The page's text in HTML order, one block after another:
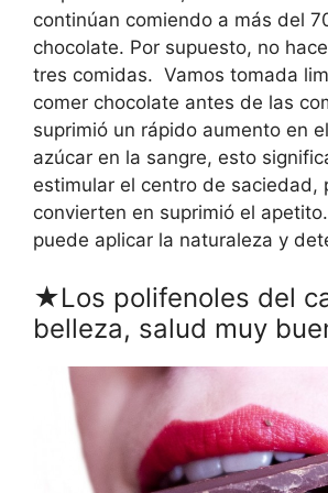
continúan comiendo a más del
chocolate. Por supuesto, no
tres comidas. Vamos tomada
comer chocolate antes de las
suprimió un rápido aumento en
azúcar en la sangre, esto
estimular el centro de saciedad,
convierten en suprimió el
puede aplicar la naturaleza y
★Los polifenoles del
belleza, salud muy